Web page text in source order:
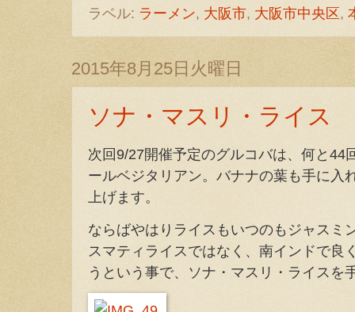
ラベル: ラーメン, 大阪市, 大阪市中央区,
2015年8月25日火曜日
ソナ・マスリ・ライス
次回9/27開催予定のグルコバは、何と44
ールベジタリアン。バナナの葉も手に入
上げます。
ならばやはりライスもいつのもジャスミ
スマティライスではなく、南インドで良
うという事で、ソナ・マスリ・ライスを